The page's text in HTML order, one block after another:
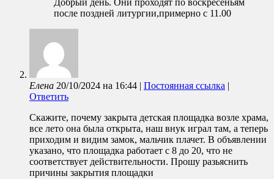
Добрый день. Они проходят по воскресеньям
после поздней литургии,примерно с 11.00
Елена 20/10/2024 на 16:44 | Постоянная ссылка |
Ответить
Скажите, почему закрыта детская площадка возле храма,
все лето она была открыта, наш внук играл там, а теперь
приходим и видим замок, мальчик плачет. В объявлении
указано, что площадка работает с 8 до 20, что не
соответствует действительности. Прошу разьяснить
причины закрытия площадки